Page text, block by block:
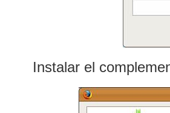
Instalar el